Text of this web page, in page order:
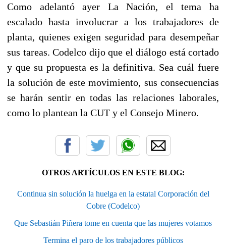
Como adelantó ayer La Nación, el tema ha
escalado hasta involucrar a los trabajadores de
planta, quienes exigen seguridad para desempeñar
sus tareas. Codelco dijo que el diálogo está cortado
y que su propuesta es la definitiva. Sea cuál fuere
la solución de este movimiento, sus consecuencias
se harán sentir en todas las relaciones laborales,
como lo plantean la CUT y el Consejo Minero.
OTROS ARTÍCULOS EN ESTE BLOG:
Continua sin solución la huelga en la estatal Corporación del
Cobre (Codelco)
Que Sebastián Piñera tome en cuenta que las mujeres votamos
Termina el paro de los trabajadores públicos